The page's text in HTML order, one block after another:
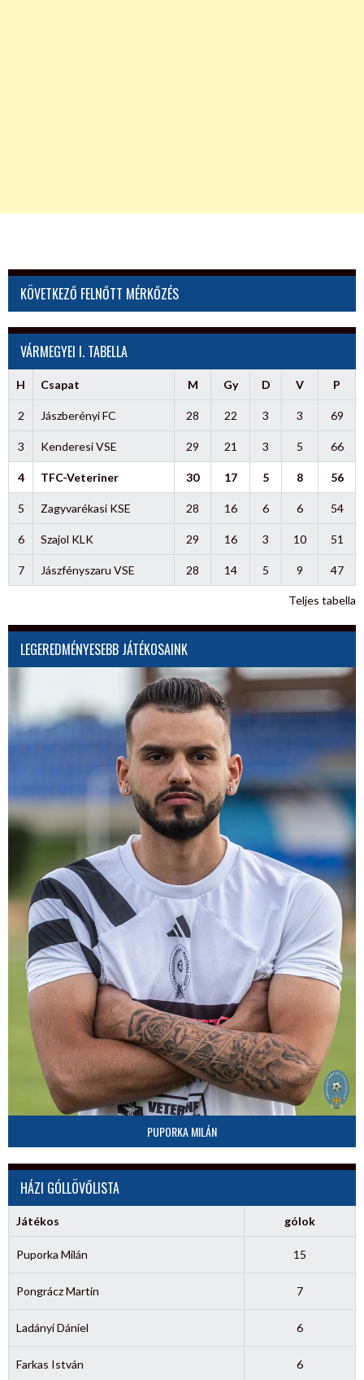
KÖVETKEZŐ FELNŐTT MÉRKŐZÉS
VÁRMEGYEI I. TABELLA
H Csapat M Gy D V P
2 Jászberényi FC 28 22 3 3 69
3 Kenderesi VSE 29 21 3 5 66
4 TFC-Veteriner 30 17 5 8 56
5 Zagyvarékasi KSE 28 16 6 6 54
6 Szajol KLK 29 16 3 10 51
7 Jászfényszaru VSE 28 14 5 9 47
Teljes tabella
LEGEREDMÉNYESEBB JÁTÉKOSAINK
PUPORKA MILÁN
HÁZI GÓLLÖVŐLISTA
Játékos gólok
Puporka Milán 15
Pongrácz Martin 7
Ladányi Dániel 6
Farkas István 6